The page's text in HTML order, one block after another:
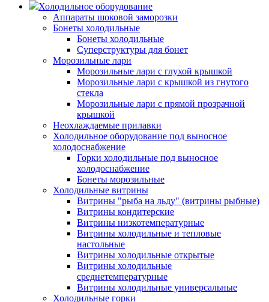
Холодильное оборудование
Аппараты шоковой заморозки
Бонеты холодильные
Бонеты холодильные
Суперструктуры для бонет
Морозильные лари
Морозильные лари с глухой крышкой
Морозильные лари с крышкой из гнутого
стекла
Морозильные лари с прямой прозрачной
крышкой
Неохлаждаемые прилавки
Холодильное оборудование под выносное
холодоснабжение
Горки холодильные под выносное
холодоснабжение
Бонеты морозильные
Холодильные витрины
Витрины "рыба на льду" (витрины рыбные)
Витрины кондитерские
Витрины низкотемпературные
Витрины холодильные и тепловые
настольные
Витрины холодильные открытые
Витрины холодильные
среднетемпературные
Витрины холодильные универсальные
Холодильные горки